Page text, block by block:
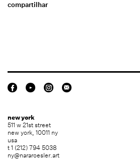
compartilhar
new york
511 w 21st street
new york, 10011 ny
usa
t 1 (212) 794 5038
ny@nararoesler.art